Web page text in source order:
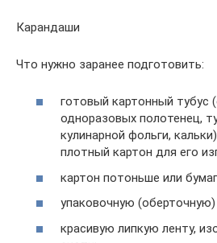
Карандаши
Что нужно заранее подготовить:
готовый картонный тубус
одноразовых полотенец,
кулинарной фольги,
плотный картон для его
картон потоньше или
упаковочную (оберточную)
красивую липкую ленту,